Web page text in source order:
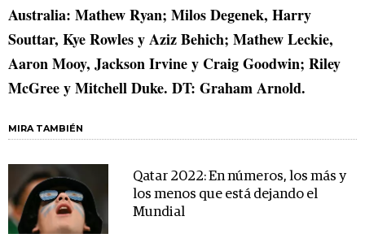
Australia: Mathew Ryan; Milos Degenek, Harry
Souttar, Kye Rowles y Aziz Behich; Mathew Leckie,
Aaron Mooy, Jackson Irvine y Craig Goodwin; Riley
McGree y Mitchell Duke. DT: Graham Arnold.
MIRA TAMBIÉN
Qatar 2022: En números, los más y
los menos que está dejando el
Mundial